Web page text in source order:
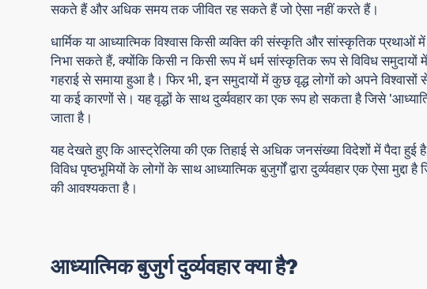
सकते हैं और अधिक समय तक जीवित रह सकते हैं जो ऐसा नहीं करते हैं।
धार्मिक या आध्यात्मिक विश्वास किसी व्यक्ति की संस्कृति और सांस्कृतिक प्रथाओं
निभा सकते हैं, क्योंकि किसी न किसी रूप में धर्म सांस्कृतिक रूप से विविध
गहराई से समाया हुआ है। फिर भी, इन समुदायों में कुछ वृद्ध लोगों को अपने विश्वासों
या कई कारणों से। यह वृद्धों के साथ दुर्व्यवहार का एक रूप हो सकता है जिसे
जाता है।
यह देखते हुए कि आस्ट्रेलिया की एक तिहाई से अधिक जनसंख्या विदेशों में पैदा हुई
विविध पृष्ठभूमियों के लोगों के साथ आध्यात्मिक बुजुर्गों द्वारा दुर्व्यवहार एक ऐसा मुद्दा
की आवश्यकता है।
आध्यात्मिक बुजुर्ग दुर्व्यवहार क्या है?